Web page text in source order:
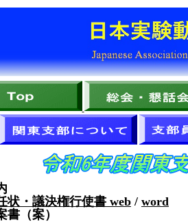
・議決権行使書 web / word
（案）